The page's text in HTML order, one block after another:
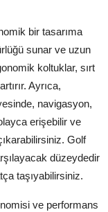
bir tasarıma
sunar ve uzun
koltuklar, sırt
Ayrıca,
navigasyon,
erişebilir ve
Golf
düzeydedir
taşıyabilirsiniz.
ve performans